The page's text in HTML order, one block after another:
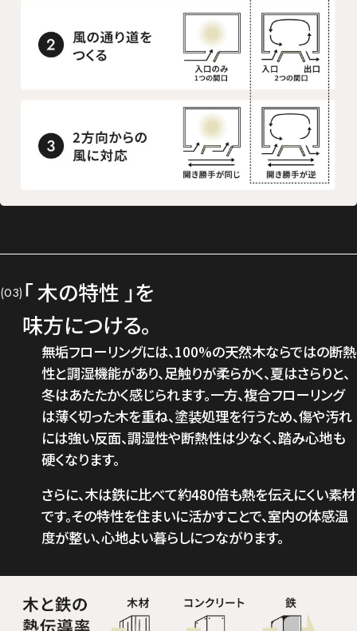
(03) 「 木の特性 」を
味方につける。
無垢フローリングには、100%の天然木ならではの断熱
性と調湿機能があり、足触りが柔らかく、夏はさらりと、
冬はあたたかく感じられます。一方、複合フローリング
は薄く切った木を重ね、塗装処理を行うため、傷や汚れ
には強い反面、調湿性や断熱性は少なく、踏み心地も
硬くなります。
さらに、木は鉄に比べて約480倍も熱を伝えにくい素材
です。その特性を住まいに活かすことで、室内の体感温
度が整い、心地よい暮らしにつながります。